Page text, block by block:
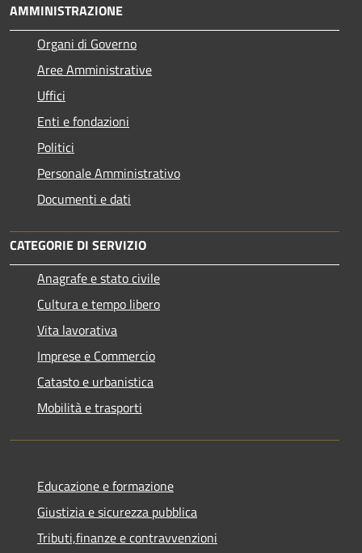
AMMINISTRAZIONE
Organi di Governo
Aree Amministrative
Uffici
Enti e fondazioni
Politici
Personale Amministrativo
Documenti e dati
CATEGORIE DI SERVIZIO
Anagrafe e stato civile
Cultura e tempo libero
Vita lavorativa
Imprese e Commercio
Catasto e urbanistica
Mobilità e trasporti
Educazione e formazione
Giustizia e sicurezza pubblica
Tributi,finanze e contravvenzioni